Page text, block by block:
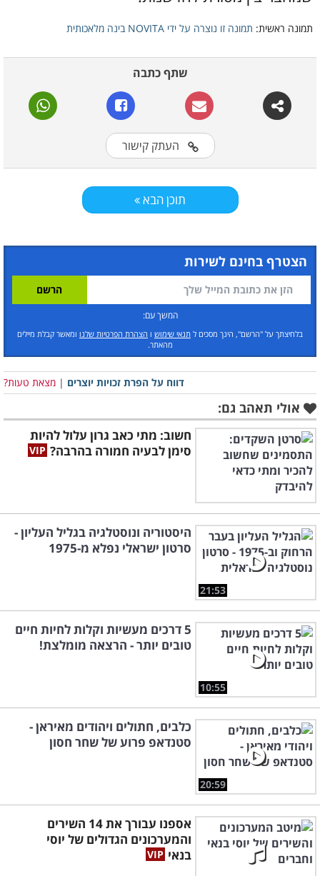
תמונה ראשית: תמונה זו נוצרה על ידי NOVITA בינה מלאכותית
שתף כתבה
העתק קישור
תוכן הבא
הצטרף בחינם לשירות
המשך עם:
בלחיצתך על "הרשם", הינך מסכים ל תנאי שימוש ו הצהרת הפרטיות שלנו ומאשר קבלת מיילים
מהאתר.
דווח על הפרת זכויות יוצרים | מצאת טעות?
אולי תאהב גם:
חשוב: מתי כאב גרון עלול להיות
סימן לבעיה חמורה בהרבה?
21:53
היסטוריה ונוסטלגיה בגליל העליון -
סרטון ישראלי נפלא מ-1975
10:55
5 דרכים מעשיות וקלות לחיות חיים
טובים יותר - הרצאה מומלצת!
20:59
כלבים, חתולים ויהודים מאיראן -
סטנדאפ פרוע של שחר חסון
אספנו עבורך את 14 השירים
והמערכונים הגדולים של יוסי
בנאי